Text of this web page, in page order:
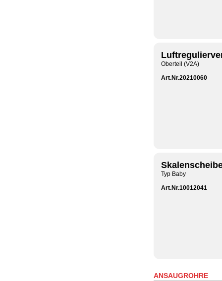
Oberteil (V2A)
Art.Nr.20210060
Typ Baby
Art.Nr.10012041
ANSAUGROHRE